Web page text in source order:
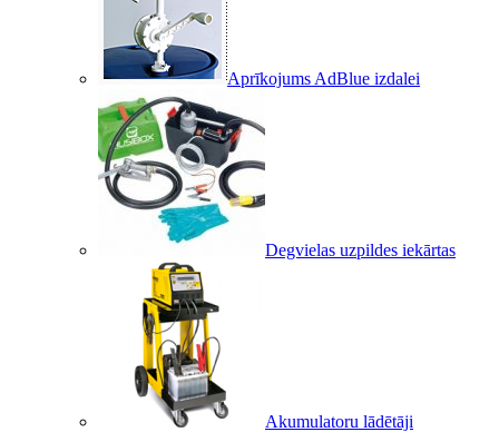
Aprīkojums AdBlue izdalei
Degvielas uzpildes iekārtas
Akumulatoru lādētāji